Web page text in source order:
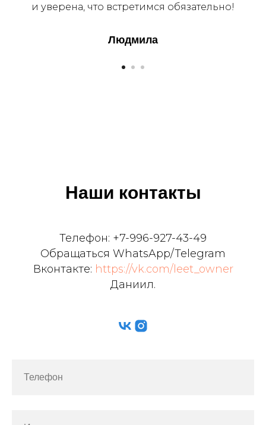
и уверена, что встретимся обязательно!
Людмила
Наши контакты
Телефон: +7-996-927-43-49
Обращаться WhatsApp/Telegram
Вконтакте: https://vk.com/leet_owner
Даниил.
Телефон